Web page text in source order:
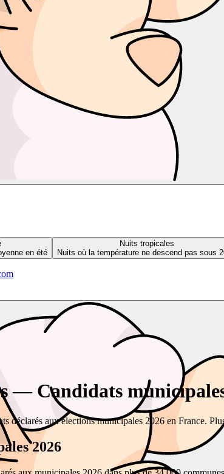
en été
Nuits tropicales
Nuits où la température ne descend pas sous
— Candidats
déclarés aux élections municipales 2026 en France.
2026